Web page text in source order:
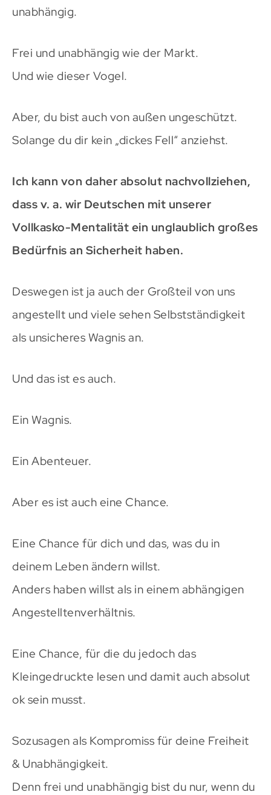
unabhängig.
Frei und unabhängig wie der Markt.
Und wie dieser Vogel.
Aber, du bist auch von außen ungeschützt.
Solange du dir kein „dickes Fell“ anziehst.
Ich kann von daher absolut nachvollziehen,
dass v. a. wir Deutschen mit unserer
Vollkasko-Mentalität ein unglaublich großes
Bedürfnis an Sicherheit haben.
Deswegen ist ja auch der Großteil von uns
angestellt und viele sehen Selbstständigkeit
als unsicheres Wagnis an.
Und das ist es auch.
Ein Wagnis.
Ein Abenteuer.
Aber es ist auch eine Chance.
Eine Chance für dich und das, was du in
deinem Leben ändern willst.
Anders haben willst als in einem abhängigen
Angestelltenverhältnis.
Eine Chance, für die du jedoch das
Kleingedruckte lesen und damit auch absolut
ok sein musst.
Sozusagen als Kompromiss für deine Freiheit
& Unabhängigkeit.
Denn frei und unabhängig bist du nur, wenn du